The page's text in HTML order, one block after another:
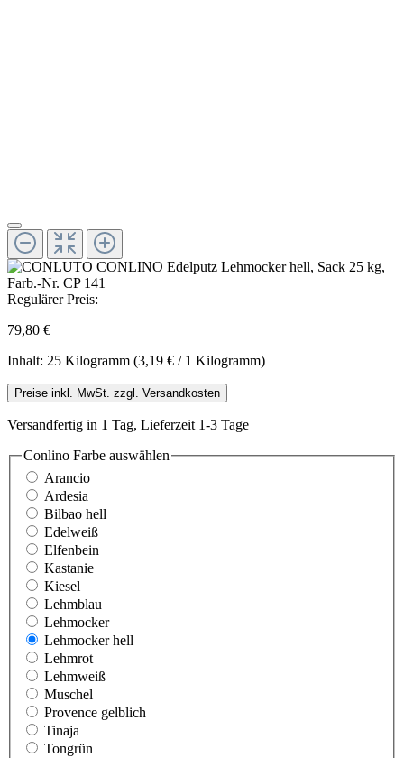
Regulärer Preis:
79,80 €
Inhalt: 25 Kilogramm (3,19 € / 1 Kilogramm)
Preise inkl. MwSt. zzgl. Versandkosten
Versandfertig in 1 Tag, Lieferzeit 1-3 Tage
Conlino Farbe auswählen
Arancio
Ardesia
Bilbao hell
Edelweiß
Elfenbein
Kastanie
Kiesel
Lehmblau
Lehmocker
Lehmocker hell
Lehmrot
Lehmweiß
Muschel
Provence gelblich
Tinaja
Tongrün